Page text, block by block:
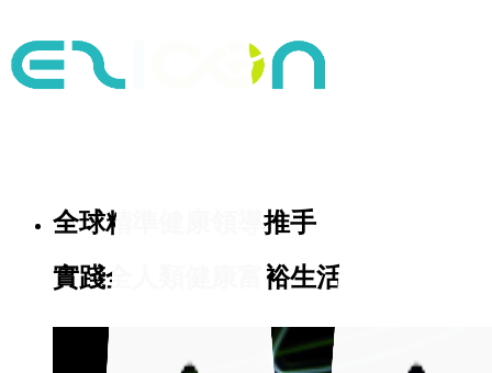
全球精準健康領導推手
實踐全人類健康富裕生活